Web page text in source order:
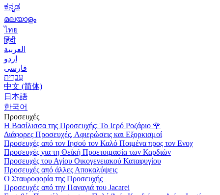
ಕನ್ನಡ
മലയാളം
ไทย
हिंदी
العربية
اردو
فارسی
עִברִית
中文 (简体)
日本語
한국어
Προσευχές
Η Βασίλισσα της Προσευχής: Το Ιερό Ροζάριο 🌹
Διάφορες Προσευχές, Αφιερώσεις και Εξορκισμοί
Προσευχές από τον Ιησού τον Καλό Ποιμένα προς τον Ενοχ
Προσευχές για τη Θεϊκή Προετοιμασία των Καρδιών
Προσευχές του Αγίου Οικογενειακού Καταφυγίου
Προσευχές από άλλες Αποκαλύψεις
Ο Σταυροφορία της Προσευχής
Προσευχές από την Παναγιά του Jacarei